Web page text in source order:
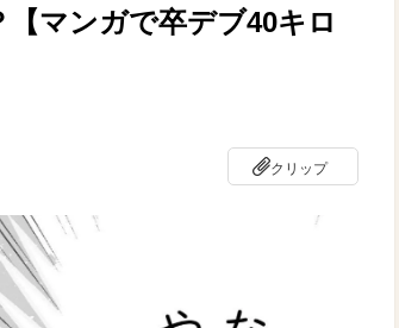
マンガで卒デブ40キロ
クリップ